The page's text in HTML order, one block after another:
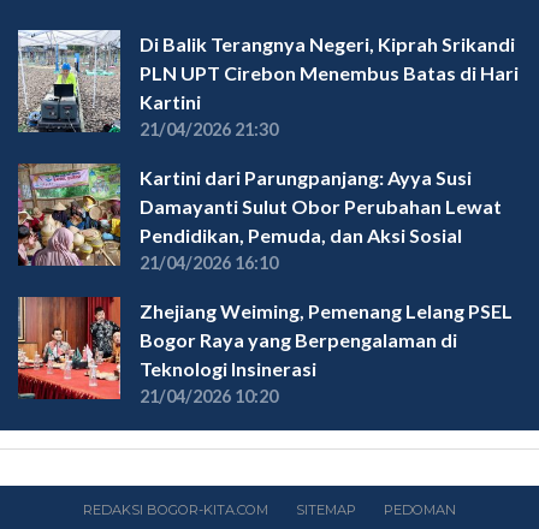
Di Balik Terangnya Negeri, Kiprah Srikandi
PLN UPT Cirebon Menembus Batas di Hari
Kartini
21/04/2026 21:30
Kartini dari Parungpanjang: Ayya Susi
Damayanti Sulut Obor Perubahan Lewat
Pendidikan, Pemuda, dan Aksi Sosial
21/04/2026 16:10
Zhejiang Weiming, Pemenang Lelang PSEL
Bogor Raya yang Berpengalaman di
Teknologi Insinerasi
21/04/2026 10:20
REDAKSI BOGOR-KITA.COM SITEMAP PEDOMAN